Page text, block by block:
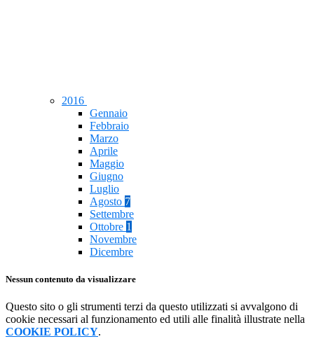
2016
Gennaio
Febbraio
Marzo
Aprile
Maggio
Giugno
Luglio
Agosto 7
Settembre
Ottobre 1
Novembre
Dicembre
Nessun contenuto da visualizzare
Questo sito o gli strumenti terzi da questo utilizzati si avvalgono di
cookie necessari al funzionamento ed utili alle finalità illustrate nella
COOKIE POLICY.